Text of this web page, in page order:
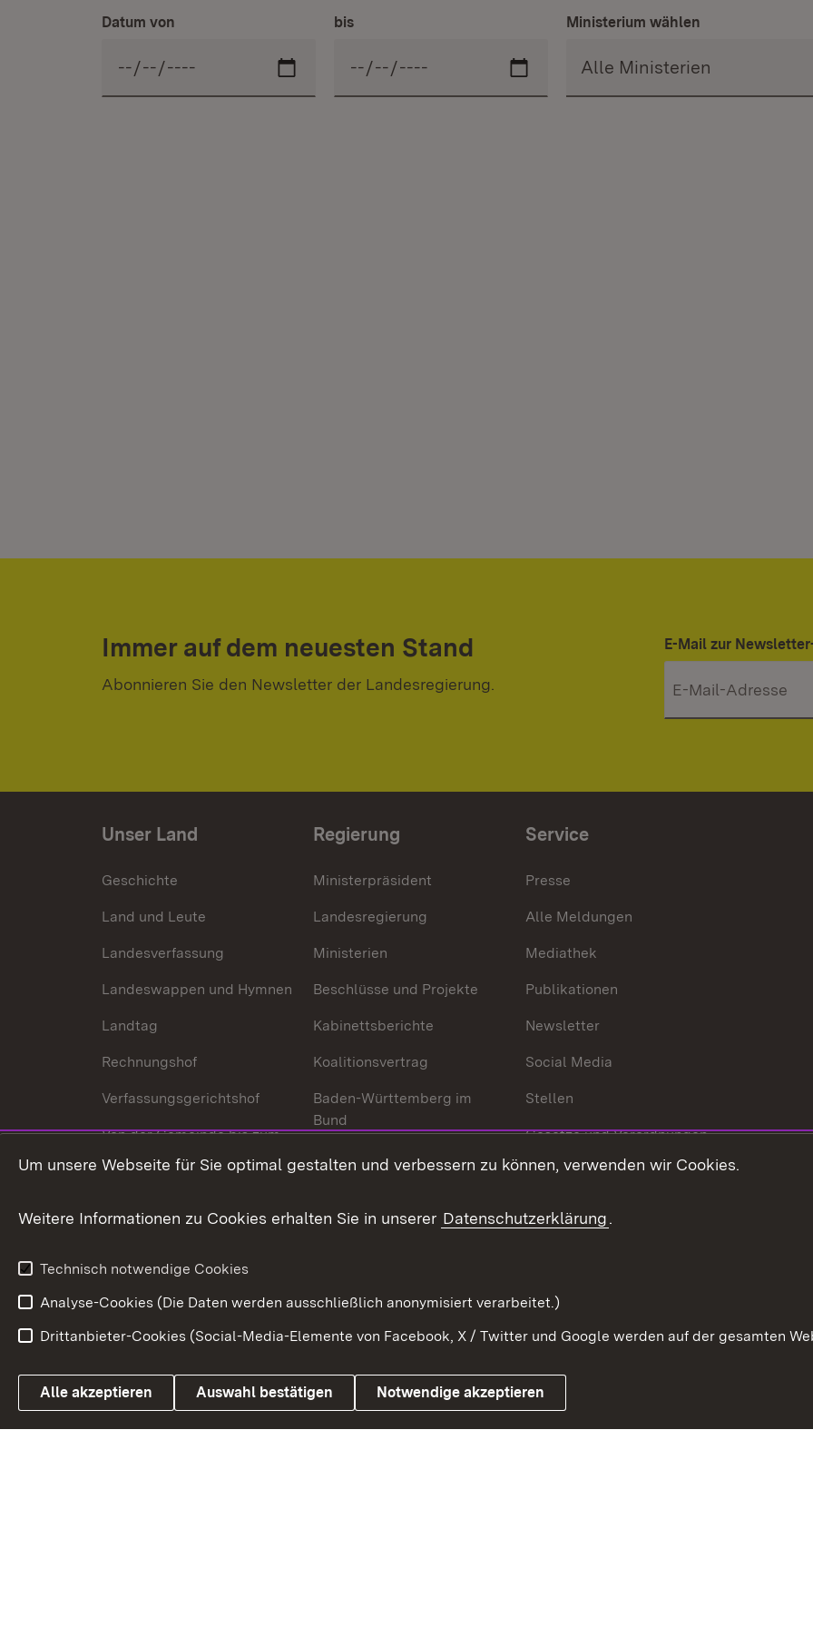
Datum von bis Ministerium wählen
Immer auf dem neuesten Stand
Abonnieren Sie den Newsletter der Landesregierung.
E-Mail zur
Unser Land
Geschichte
Land und Leute
Landesverfassung
Landeswappen und Hymnen
Landtag
Rechnungshof
Verfassungsgerichtshof
Von der Gemeinde bis zum
Ministerium
Wirtschaftsstandort
Urlaubs- und Kulturland
Regierung
Ministerpräsident
Landesregierung
Ministerien
Beschlüsse und Projekte
Kabinettsberichte
Koalitionsvertrag
Baden-Württemberg im
Bund
In Europa und der Welt
Service
Presse
Alle Meldungen
Mediathek
Publikationen
Newsletter
Social Media
Stellen
Gesetze und Verordnungen
Gesetzblatt
Link zum Landesportal
Impressum
Um unsere Webseite für Sie optimal gestalten und verbessern zu können, verwenden wir Cookies.
Weitere Informationen zu Cookies erhalten Sie in unserer Datenschutzerklärung.
Technisch notwendige Cookies
Analyse-Cookies (Die Daten werden ausschließlich anonymisiert verarbeitet.)
Drittanbieter-Cookies (Social-Media-Elemente von Facebook, X / Twitter und Google werden auf der gesamten
Alle akzeptieren Auswahl bestätigen Notwendige akzeptieren